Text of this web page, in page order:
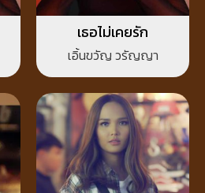
เธอไม่เคยรัก
เอิ้นขวัญ วรัญญา